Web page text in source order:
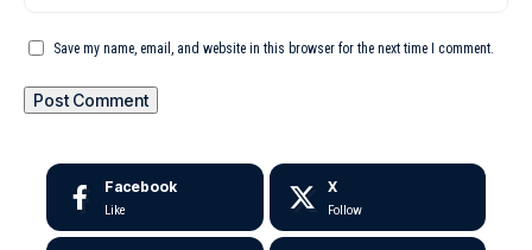
Save my name, email, and website in this browser for the next time I comment.
Facebook
Like
X
Follow